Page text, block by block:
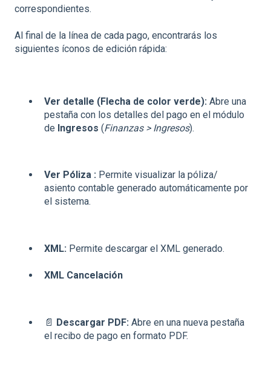
correspondientes.
Al final de la línea de cada pago, encontrarás los
siguientes íconos de edición rápida:
Ver detalle (Flecha de color verde): Abre una
pestaña con los detalles del pago en el módulo
de Ingresos (Finanzas > Ingresos).
Ver Póliza : Permite visualizar la póliza/
asiento contable generado automáticamente por
el sistema.
XML: Permite descargar el XML generado.
XML Cancelación
📄 Descargar PDF: Abre en una nueva pestaña
el recibo de pago en formato PDF.